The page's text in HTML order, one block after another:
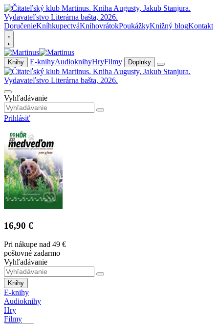
DoručenieKníhkupectváKnihovrátokPoukážkyKnižný blogKontakt
Knihy E-knihyAudioknihyHryFilmy Doplnky
Vyhľadávanie
Prihlásiť
16,90 €
Pri nákupe nad 49 €
poštovné zadarmo
Vyhľadávanie
Knihy
E-knihy
Audioknihy
Hry
Filmy